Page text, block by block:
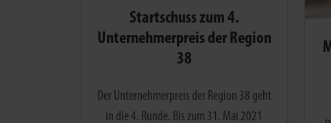
Startschuss zum 4.
Unternehmerpreis der Region
38
Der Unternehmerpreis der Region 38 geht
in die 4. Runde. Bis zum 31. Mai 2021